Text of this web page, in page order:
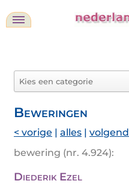
Beweringen
< vorige | alles |
bewering (nr. 4.924):
Diederik Ezel